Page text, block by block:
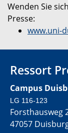
Wenden Sie
Presse:
www.uni-
Ressort
Campus
LG 116-123
Forsthausweg
47057